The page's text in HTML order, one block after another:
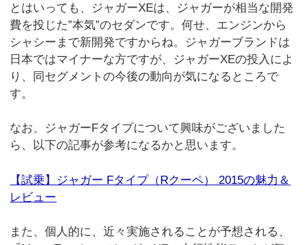
とはいっても、ジャガーXEは、ジャガーが相当な開発
費を投じた”本気”のセダンです。何せ、エンジンから
シャシーまで新開発ですからね。ジャガーブランドは
日本ではマイナーな方ですが、ジャガーXEの投入によ
り、同セグメントの今後の動向が気になるところで
す。
なお、ジャガーFタイプについて興味がございました
ら、以下の記事が参考になるかと思います。
【試乗】ジャガー Fタイプ（Rクーペ） 2015の魅力＆
レビュー
また、個人的に、近々実施されることが予想される、